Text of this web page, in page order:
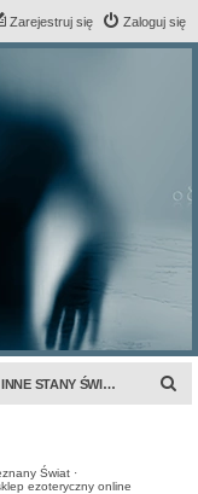
Zaloguj się
Zarejestruj się
INNE STANY ŚWIADOMOŚCI
Świat·
ezoteryczny online